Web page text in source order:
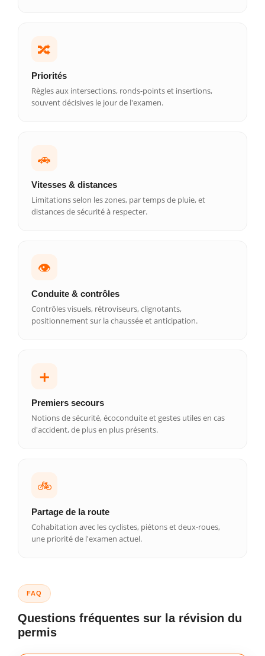
🔀
Priorités
Règles aux intersections, ronds-points et insertions,
souvent décisives le jour de l'examen.
🚗
Vitesses & distances
Limitations selon les zones, par temps de pluie, et
distances de sécurité à respecter.
👁️
Conduite & contrôles
Contrôles visuels, rétroviseurs, clignotants,
positionnement sur la chaussée et anticipation.
➕
Premiers secours
Notions de sécurité, écoconduite et gestes utiles en cas
d'accident, de plus en plus présents.
🚲
Partage de la route
Cohabitation avec les cyclistes, piétons et deux-roues,
une priorité de l'examen actuel.
FAQ
Questions fréquentes sur la révision du
permis